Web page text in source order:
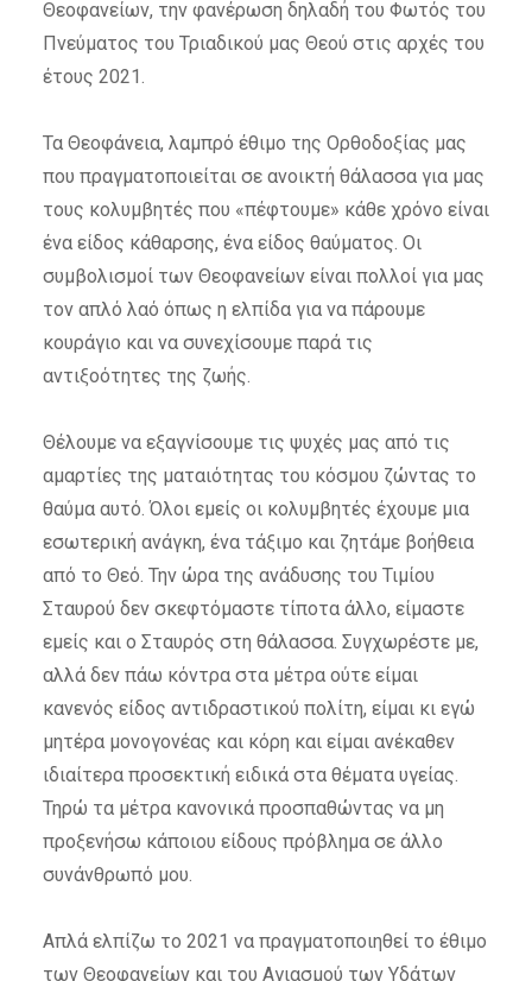
Θεοφανείων, την φανέρωση δηλαδή του Φωτός του
Πνεύματος του Τριαδικού μας Θεού στις αρχές του
έτους 2021.
Τα Θεοφάνεια, λαμπρό έθιμο της Ορθοδοξίας μας
που πραγματοποιείται σε ανοικτή θάλασσα για μας
τους κολυμβητές που «πέφτουμε» κάθε χρόνο είναι
ένα είδος κάθαρσης, ένα είδος θαύματος. Οι
συμβολισμοί των Θεοφανείων είναι πολλοί για μας
τον απλό λαό όπως η ελπίδα για να πάρουμε
κουράγιο και να συνεχίσουμε παρά τις
αντιξοότητες της ζωής.
Θέλουμε να εξαγνίσουμε τις ψυχές μας από τις
αμαρτίες της ματαιότητας του κόσμου ζώντας το
θαύμα αυτό. Όλοι εμείς οι κολυμβητές έχουμε μια
εσωτερική ανάγκη, ένα τάξιμο και ζητάμε βοήθεια
από το Θεό. Την ώρα της ανάδυσης του Τιμίου
Σταυρού δεν σκεφτόμαστε τίποτα άλλο, είμαστε
εμείς και ο Σταυρός στη θάλασσα. Συγχωρέστε με,
αλλά δεν πάω κόντρα στα μέτρα ούτε είμαι
κανενός είδος αντιδραστικού πολίτη, είμαι κι εγώ
μητέρα μονογονέας και κόρη και είμαι ανέκαθεν
ιδιαίτερα προσεκτική ειδικά στα θέματα υγείας.
Τηρώ τα μέτρα κανονικά προσπαθώντας να μη
προξενήσω κάποιου είδους πρόβλημα σε άλλο
συνάνθρωπό μου.
Απλά ελπίζω το 2021 να πραγματοποιηθεί το έθιμο
των Θεοφανείων και του Αγιασμού των Υδάτων